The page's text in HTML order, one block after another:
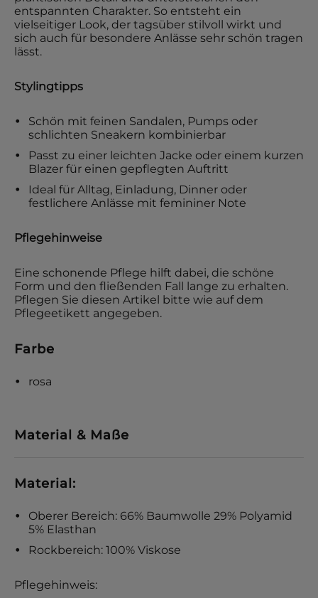
entspannten Charakter. So entsteht ein
vielseitiger Look, der tagsüber stilvoll wirkt und
sich auch für besondere Anlässe sehr schön tragen
lässt.
Stylingtipps
Schön mit feinen Sandalen, Pumps oder
schlichten Sneakern kombinierbar
Passt zu einer leichten Jacke oder einem kurzen
Blazer für einen gepflegten Auftritt
Ideal für Alltag, Einladung, Dinner oder
festlichere Anlässe mit femininer Note
Pflegehinweise
Eine schonende Pflege hilft dabei, die schöne
Form und den fließenden Fall lange zu erhalten.
Pflegen Sie diesen Artikel bitte wie auf dem
Pflegeetikett angegeben.
Farbe
rosa
Material & Maße
Material:
Oberer Bereich: 66% Baumwolle 29% Polyamid
5% Elasthan
Rockbereich: 100% Viskose
Pflegehinweis: